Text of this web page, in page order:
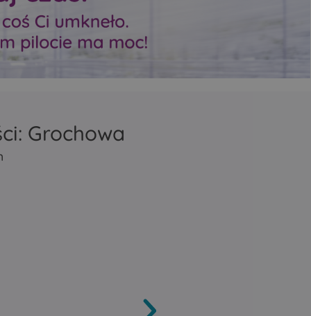
zasięg Mesh
repeater lub bridge
Porty Ethernet automatycznie
wykrywają, czy mają działać
jako LAN czy jako WAN.
Grochowa